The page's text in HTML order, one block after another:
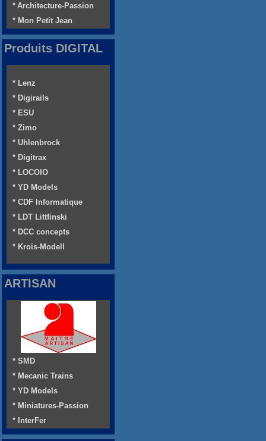
* Architecture-Passion
* Mon Petit Jean
Produits DIGITAL
* Lenz
* Digirails
* ESU
* Zimo
* Uhlenbrock
* Digitrax
* LOCOIO
* YD Models
* CDF Informatique
* LDT Littfinski
* DCC concepts
* Krois-Modell
ARTISAN
* SMD
* Mecanic Trains
* YD Models
* Miniatures-Passion
* InterFer